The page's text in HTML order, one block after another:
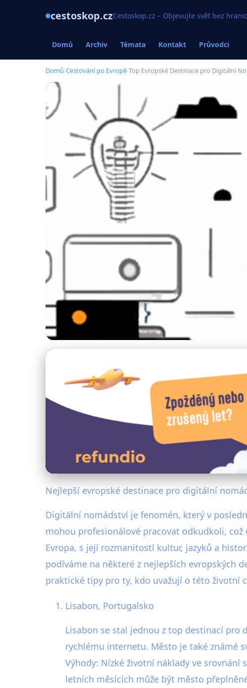
cestoskop.czCestoskop.cz – Objevujte svět bez
Domů Archiv Témata Kontakt Průvodci
Domů›Cestování po Evropě›Top Evropské Destinace pro Digitální
Top Evropské
18. 5. 2025 · 4 min čtení · Autor: Radim Vávra
Nejlepší evropské destinace pro digitální
Digitální nomádství je fenomén, který v
mohou profesionálové pracovat odkudkoli,
Evropa, s její rozmanitostí kultur, jazyků a
podíváme na některé z nejlepších evropských
praktické tipy pro ty, kdo uvažují o této životní
Lisabon, Portugalsko
Lisabon se stal jednou z top destinací
rychlému internetu. Město je také známé
Výhody: Nízké životní náklady ve
letních měsících může být město